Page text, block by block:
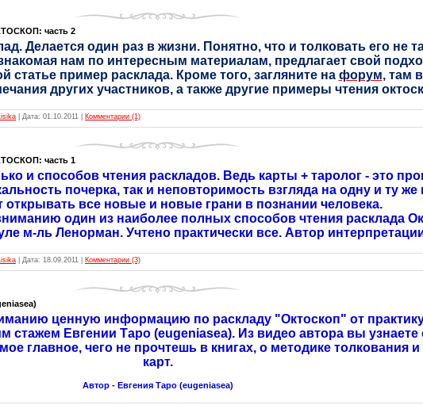
часть 2
Делается один раз в жизни. Понятно, что и толковать его не
нам по интересным материалам, предлагает свой
статье пример расклада. Кроме того, загляните на форум, там
других участников, а также другие примеры чтения
Дата: 01.10.2011 Комментарии (1)
часть 1
и способов чтения раскладов. Ведь карты + таролог - это
почерка, так и неповторимость взгляда на одну и ту же
открывать все новые и новые грани в познании человека.
один из наиболее полных способов чтения расклада
м-ль Ленорман. Учтено практически все. Автор
Дата: 18.09.2011 Комментарии (3)
ценную информацию по раскладу "Октоскоп" от
стажем Евгении Таро (eugeniasea). Из видео автора вы узнаете
главное, чего не прочтешь в книгах, о методике толкования
карт.
Автор - Евгения Таро (eugeniasea)